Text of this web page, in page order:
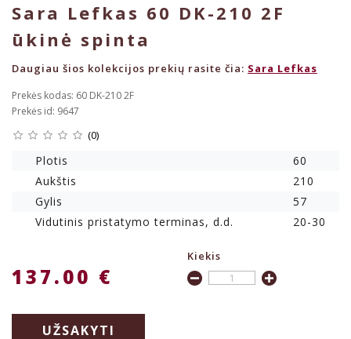
Sara Lefkas 60 DK-210 2F
ūkinė spinta
Daugiau šios kolekcijos prekių rasite čia: Sara Lefkas
Prekės kodas: 60 DK-210 2F
Prekės id: 9647
(0)
Plotis
60
Aukštis
210
Gylis
57
Vidutinis pristatymo terminas, d.d.
20-30
137.00 €
Kiekis
UŽSAKYTI